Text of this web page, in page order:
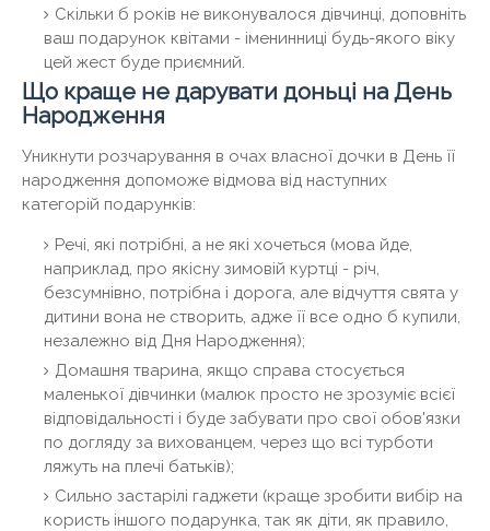
Скільки б років не виконувалося дівчинці, доповніть
ваш подарунок квітами - іменинниці будь-якого віку
цей жест буде приємний.
Що краще не дарувати доньці на День
Народження
Уникнути розчарування в очах власної дочки в День її
народження допоможе відмова від наступних
категорій подарунків:
Речі, які потрібні, а не які хочеться (мова йде,
наприклад, про якісну зимовій куртці - річ,
безсумнівно, потрібна і дорога, але відчуття свята у
дитини вона не створить, адже її все одно б купили,
незалежно від Дня Народження);
Домашня тварина, якщо справа стосується
маленької дівчинки (малюк просто не зрозуміє всієї
відповідальності і буде забувати про свої обов'язки
по догляду за вихованцем, через що всі турботи
ляжуть на плечі батьків);
Сильно застарілі гаджети (краще зробити вибір на
користь іншого подарунка, так як діти, як правило,